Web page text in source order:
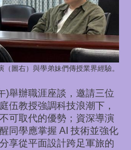
圖右）與學弟妹們傳授業界經驗。
)舉辦職涯座談，邀請三位
伍教授強調科技浪潮下，
可取代的優勢；資深導演
同學應掌握 AI 技術並強化
享從平面設計跨足軍旅的